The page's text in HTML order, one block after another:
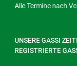
Alle Termine nach
UNSERE GASSI
REGISTRIERTE